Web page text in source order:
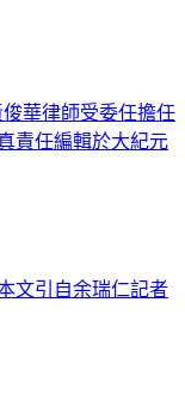
華律師受委任擔任
責任編輯於大紀元
文引自余瑞仁記者